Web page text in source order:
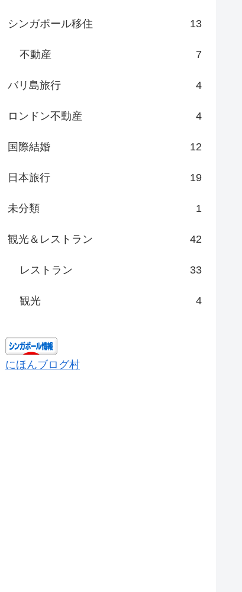
シンガポール移住 13
不動産 7
バリ島旅行 4
ロンドン不動産 4
国際結婚 12
日本旅行 19
未分類 1
観光＆レストラン 42
レストラン 33
観光 4
にほんブログ村